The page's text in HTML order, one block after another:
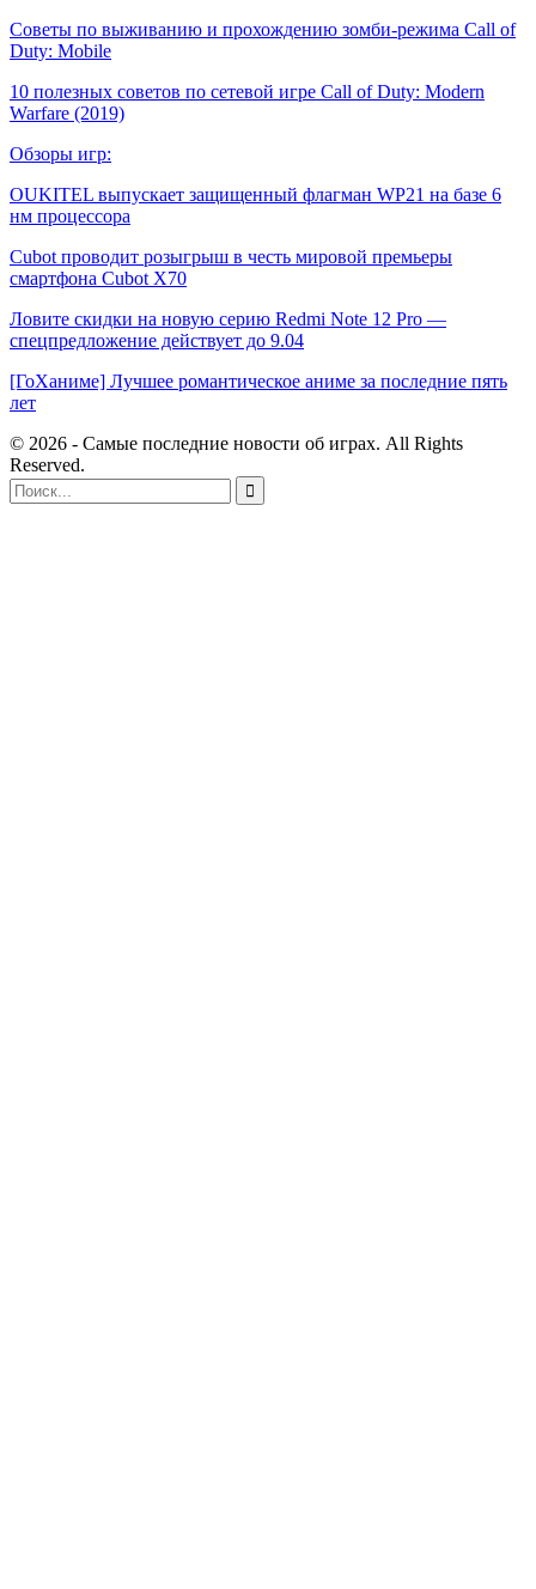
Советы по выживанию и прохождению зомби-режима Call of
Duty: Mobile
10 полезных советов по сетевой игре Call of Duty: Modern
Warfare (2019)
Обзоры игр:
OUKITEL выпускает защищенный флагман WP21 на базе 6
нм процессора
Cubot проводит розыгрыш в честь мировой премьеры
смартфона Cubot X70
Ловите скидки на новую серию Redmi Note 12 Pro —
спецпредложение действует до 9.04
[ГоХаниме] Лучшее романтическое аниме за последние пять
лет
© 2026 - Самые последние новости об играх. All Rights
Reserved.